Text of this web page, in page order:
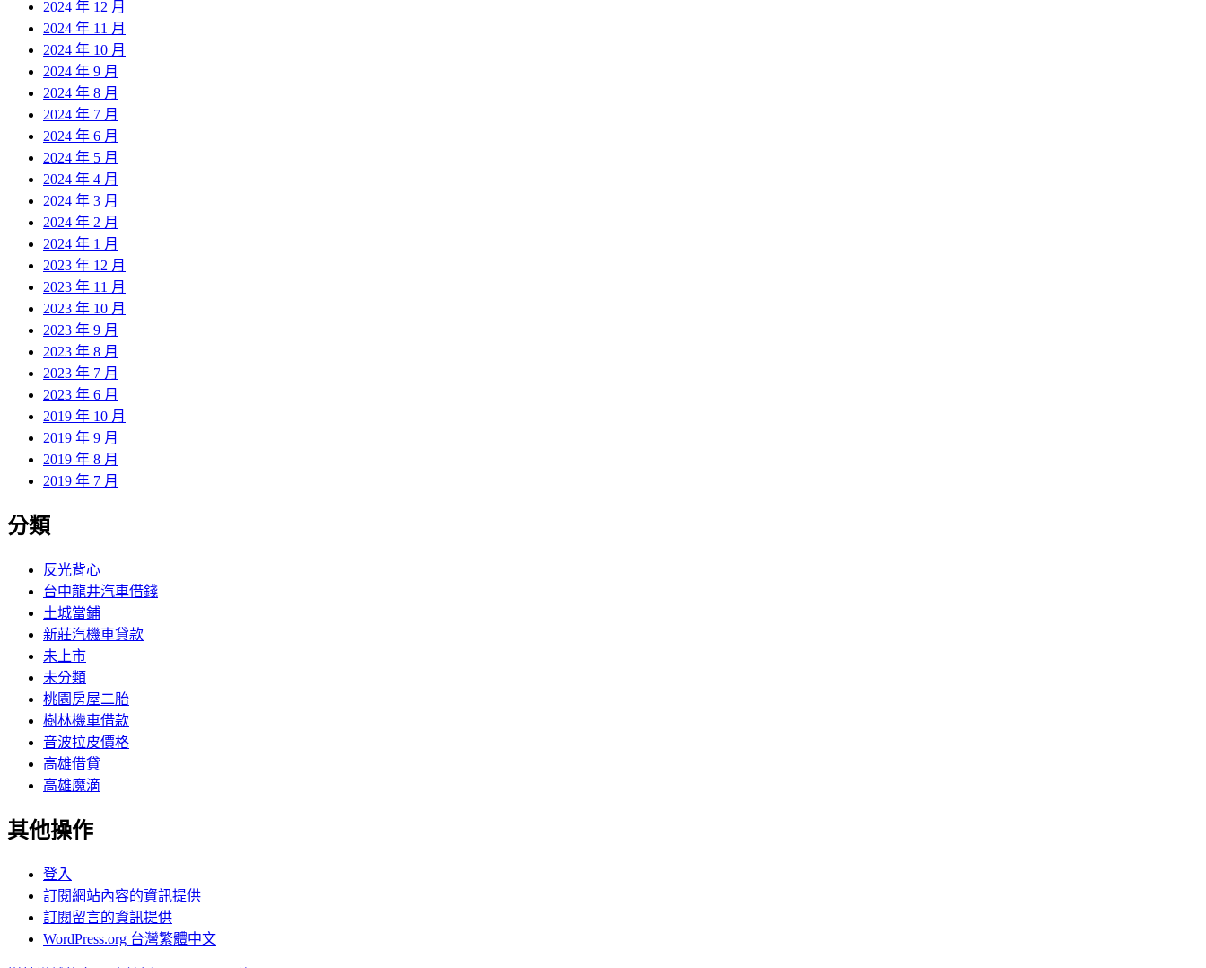
2024 年 12 月
2024 年 11 月
2024 年 10 月
2024 年 9 月
2024 年 8 月
2024 年 7 月
2024 年 6 月
2024 年 5 月
2024 年 4 月
2024 年 3 月
2024 年 2 月
2024 年 1 月
2023 年 12 月
2023 年 11 月
2023 年 10 月
2023 年 9 月
2023 年 8 月
2023 年 7 月
2023 年 6 月
2019 年 10 月
2019 年 9 月
2019 年 8 月
2019 年 7 月
分類
反光背心
台中龍井汽車借錢
土城當鋪
新莊汽機車貸款
未上市
未分類
桃園房屋二胎
樹林機車借款
音波拉皮價格
高雄借貸
高雄魔滴
其他操作
登入
訂閱網站內容的資訊提供
訂閱留言的資訊提供
WordPress.org 台灣繁體中文